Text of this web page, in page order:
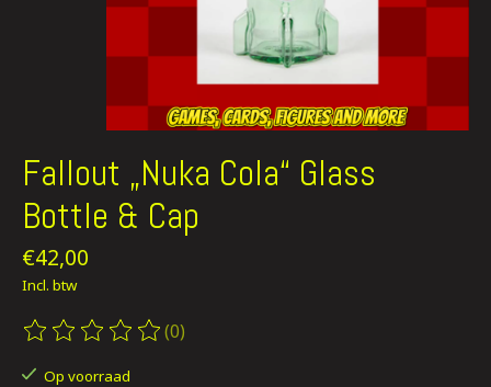
Fallout „Nuka Cola“ Glass
Bottle & Cap
€42,00
Incl. btw
De beoordeling van dit product is
(0)
Op voorraad